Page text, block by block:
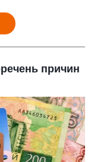
причин